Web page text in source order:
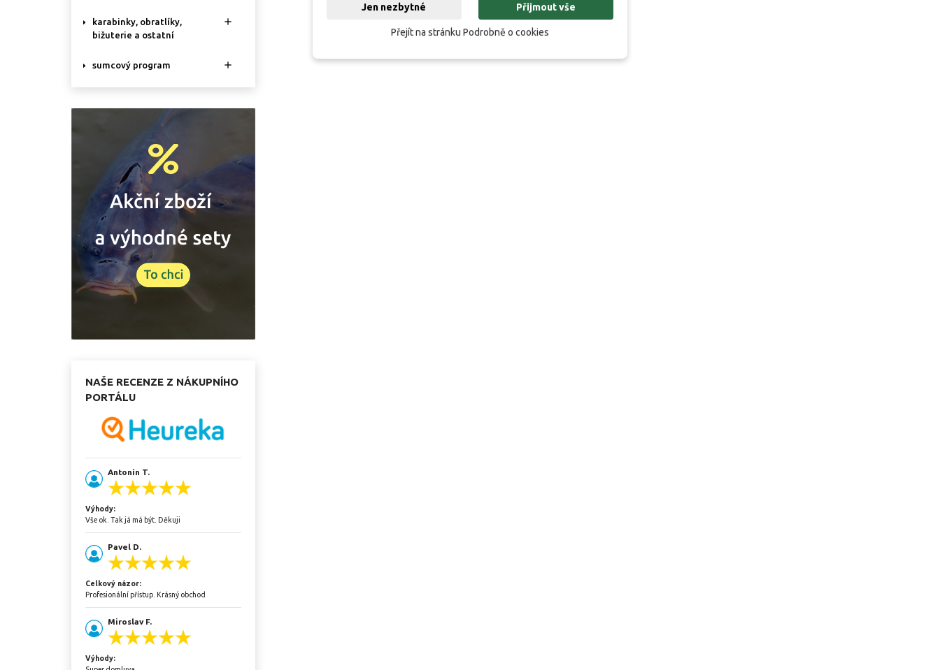
karabinky, obratlíky,
bižuterie a ostatní

sumcový program 
NAŠE RECENZE Z NÁKUPNÍHO
PORTÁLU
Antonín T.
Výhody:
Vše ok. Tak já má být. Děkuji
Pavel D.
Celkový názor:
Profesionální přístup. Krásný obchod
Miroslav F.
Výhody:
Jen nezbytné Přijmout vše
Přejít na stránku Podrobně o cookies